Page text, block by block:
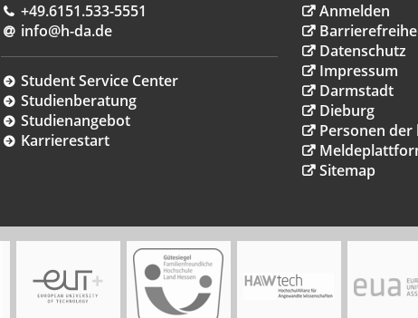
+49.6151.533-5551
info@h-da.de
Student Service Center
Studienberatung
Studienangebot
Karrierestart
Anmelden
Datenschutz
Impressum
Darmstadt
Dieburg
Personen der
Sitemap